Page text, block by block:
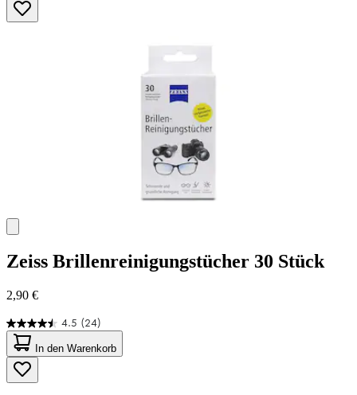
Zeiss Brillenreinigungstücher 30 Stück
2,90 €
4.5 (24)
4.5
von
5
Sternen.
24
In den Warenkorb